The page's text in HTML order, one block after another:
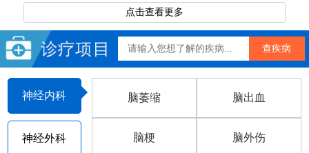
点击查看更多
神经内科
神经外科
脑萎缩 脑出血
脑梗 脑外伤